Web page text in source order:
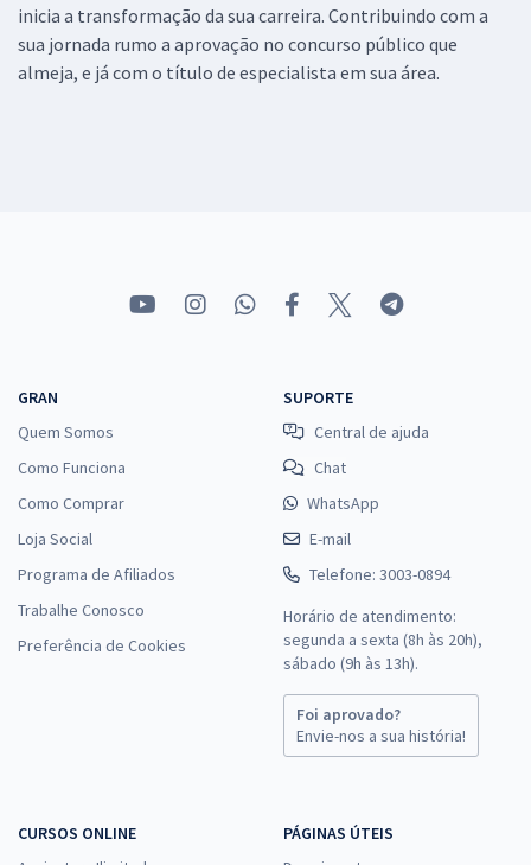
inicia a transformação da sua carreira. Contribuindo com a
sua jornada rumo a aprovação no concurso público que
almeja, e já com o título de especialista em sua área.
GRAN
Quem Somos
Como Funciona
Como Comprar
Loja Social
Programa de Afiliados
Trabalhe Conosco
Preferência de Cookies
SUPORTE
Central de ajuda
Chat
WhatsApp
E-mail
Telefone: 3003-0894
Horário de atendimento:
segunda a sexta (8h às 20h),
sábado (9h às 13h).
Foi aprovado?
Envie-nos a sua história!
CURSOS ONLINE
PÁGINAS ÚTEIS